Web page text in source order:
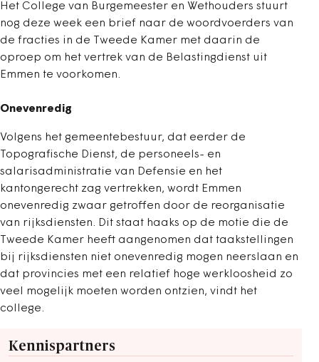
Het College van Burgemeester en Wethouders stuurt
nog deze week een brief naar de woordvoerders van
de fracties in de Tweede Kamer met daarin de
oproep om het vertrek van de Belastingdienst uit
Emmen te voorkomen.
Onevenredig
Volgens het gemeentebestuur, dat eerder de
Topografische Dienst, de personeels- en
salarisadministratie van Defensie en het
kantongerecht zag vertrekken, wordt Emmen
onevenredig zwaar getroffen door de reorganisatie
van rijksdiensten. Dit staat haaks op de motie die de
Tweede Kamer heeft aangenomen dat taakstellingen
bij rijksdiensten niet onevenredig mogen neerslaan en
dat provincies met een relatief hoge werkloosheid zo
veel mogelijk moeten worden ontzien, vindt het
college.
Kennispartners